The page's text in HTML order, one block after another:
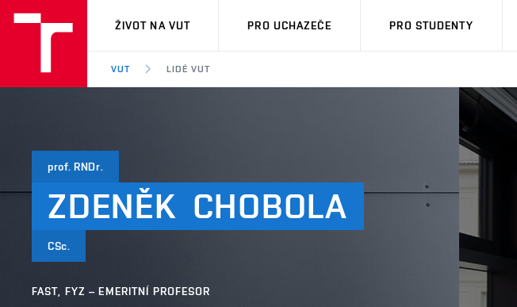
VUT
ŽIVOT NA VUT PRO UCHAZEČE PRO STUDENTY
VUT LIDÉ VUT
prof. RNDr.
ZDENĚK CHOBOLA
CSc.
FAST, FYZ – EMERITNÍ PROFESOR